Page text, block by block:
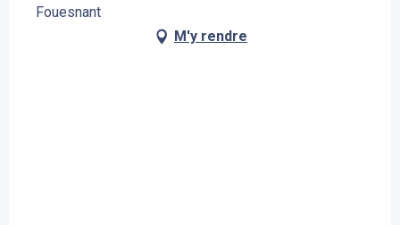
Fouesnant
M'y rendre